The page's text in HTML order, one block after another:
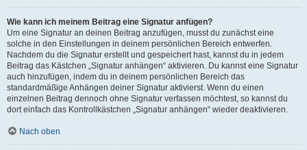
Wie kann ich meinem Beitrag eine Signatur anfügen?
Um eine Signatur an deinen Beitrag anzufügen, musst du zunächst eine
solche in den Einstellungen in deinem persönlichen Bereich entwerfen.
Nachdem du die Signatur erstellt und gespeichert hast, kannst du in jedem
Beitrag das Kästchen „Signatur anhängen“ aktivieren. Du kannst eine Signatur
auch hinzufügen, indem du in deinem persönlichen Bereich das
standardmäßige Anhängen deiner Signatur aktivierst. Wenn du einen
einzelnen Beitrag dennoch ohne Signatur verfassen möchtest, so kannst du
dort einfach das Kontrollkästchen „Signatur anhängen“ wieder deaktivieren.
Nach oben